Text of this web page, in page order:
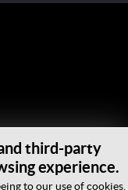
的繪製則是基於
方濟各會士和馬
在蒙古、中國遊
里海以及它的兩
third-party
experience.
to our use of cookies.